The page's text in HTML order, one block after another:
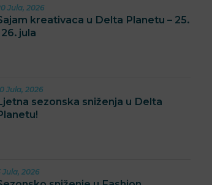
Jula, 2026
kreativaca u Delta Planetu – 25.
26. jula
Jula, 2026
sezonska sniženja u Delta
Jula, 2026